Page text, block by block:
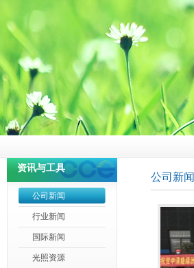
资讯与工具
公司新闻
行业新闻
国际新闻
光照资源
公司新闻